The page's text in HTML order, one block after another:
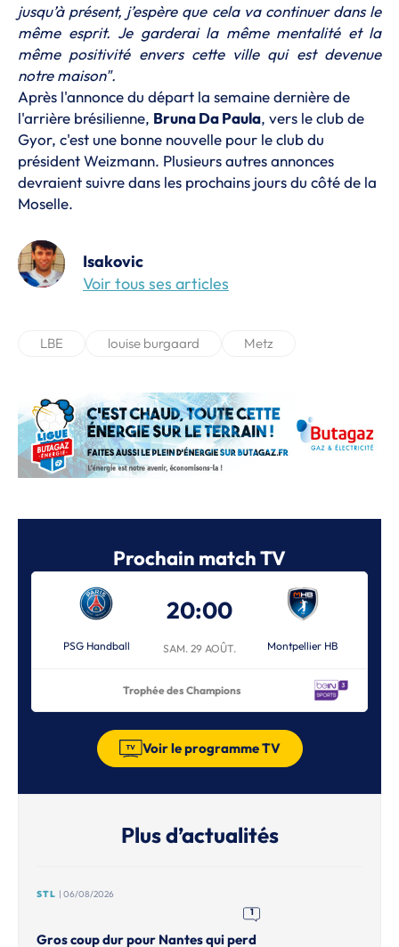
jusqu’à présent, j’espère que cela va continuer dans le
même esprit. Je garderai la même mentalité et la
même positivité envers cette ville qui est devenue
notre maison".
Après l'annonce du départ la semaine dernière de
l'arrière brésilienne, Bruna Da Paula, vers le club de
Gyor, c'est une bonne nouvelle pour le club du
président Weizmann. Plusieurs autres annonces
devraient suivre dans les prochains jours du côté de la
Moselle.
Isakovic
Voir tous ses articles
LBE louise burgaard Metz
Prochain match TV
PSG Handball
20:00
SAM. 29 AOÛT. Montpellier HB
Trophée des Champions
Voir le programme TV
Plus d’actualités
STL | 06/08/2026
1
Gros coup dur pour Nantes qui perd